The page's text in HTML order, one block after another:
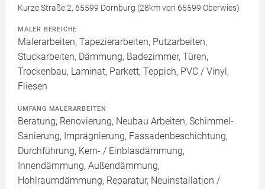
Kurze Straße 2, 65599 Dornburg (28km von 65599 Oberwies)
MALER BEREICHE
Malerarbeiten, Tapezierarbeiten, Putzarbeiten,
Stuckarbeiten, Dämmung, Badezimmer, Türen,
Trockenbau, Laminat, Parkett, Teppich, PVC / Vinyl,
Fliesen
UMFANG MALERARBEITEN
Beratung, Renovierung, Neubau Arbeiten, Schimmel-
Sanierung, Imprägnierung, Fassadenbeschichtung,
Durchführung, Kern- / Einblasdämmung,
Innendämmung, Außendämmung,
Hohlraumdämmung, Reparatur, Neuinstallation /